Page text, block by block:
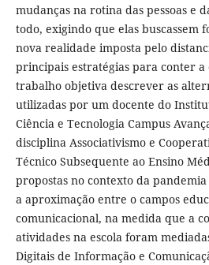
mudanças na rotina das pessoas e
todo, exigindo que elas buscassem
nova realidade imposta pelo
principais estratégias para conter a
trabalho objetiva descrever as
utilizadas por um docente do
Ciência e Tecnologia Campus
disciplina Associativismo e
Técnico Subsequente ao Ensino
propostas no contexto da
a aproximação entre o campos
comunicacional, na medida que a
atividades na escola foram
Digitais de Informação e